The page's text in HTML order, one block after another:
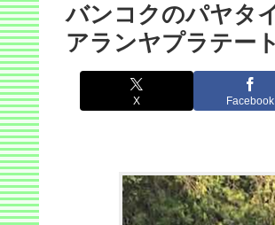
バンコクのパヤタ
アランヤプラテー
X Facebook